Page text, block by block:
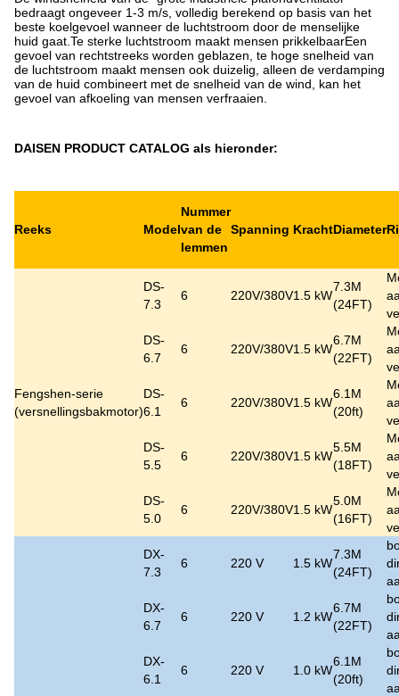
bedraagt ongeveer 1-3 m/s, volledig berekend op basis van het
beste koelgevoel wanneer de luchtstroom door de menselijke
huid gaat.Te sterke luchtstroom maakt mensen prikkelbaarEen
gevoel van rechtstreeks worden geblazen, te hoge snelheid van
de luchtstroom maakt mensen ook duizelig, alleen de verdamping
van de huid combineert met de snelheid van de wind, kan het
gevoel van afkoeling van mensen verfraaien.
DAISEN PRODUCT CATALOG als hieronder:
Reeks Model
Nummer
van de
lemmen
Spanning KrachtDiameter
Fengshen-serie
(versnellingsbakmotor)
DS-
7.3
6 220V/380V1.5 kW
7.3M
(24FT)
DS-
6.7
6 220V/380V1.5 kW
6.7M
(22FT)
DS-
6.1
6 220V/380V1.5 kW
6.1M
(20ft)
DS-
5.5
6 220V/380V1.5 kW
5.5M
(18FT)
DS-
5.0
6 220V/380V1.5 kW
5.0M
(16FT)
DX-
7.3
6 220 V 1.5 kW
7.3M
(24FT)
DX-
6.7
6 220 V 1.2 kW
6.7M
(22FT)
DX-
6.1
6 220 V 1.0 kW
6.1M
(20ft)